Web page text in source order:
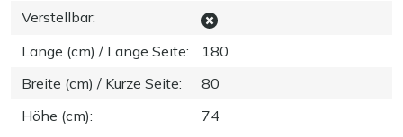
Verstellbar:
Länge (cm) / Lange Seite:
180
Breite (cm) / Kurze Seite:
80
Höhe (cm): 74